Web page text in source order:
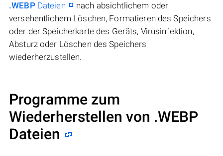
.WEBPDateien
nach absichtlichem oder
versehentlichem Löschen, Formatieren des Speichers
oder der Speicherkarte des Geräts, Virusinfektion,
Absturz oder Löschen des Speichers
wiederherzustellen.
Programme zum
Wiederherstellen von .WEBP
Dateien